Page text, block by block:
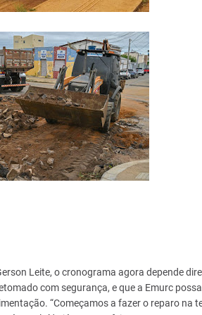
Leite, o cronograma agora depende
com segurança, e que a Emurc
“Começamos a fazer o reparo na